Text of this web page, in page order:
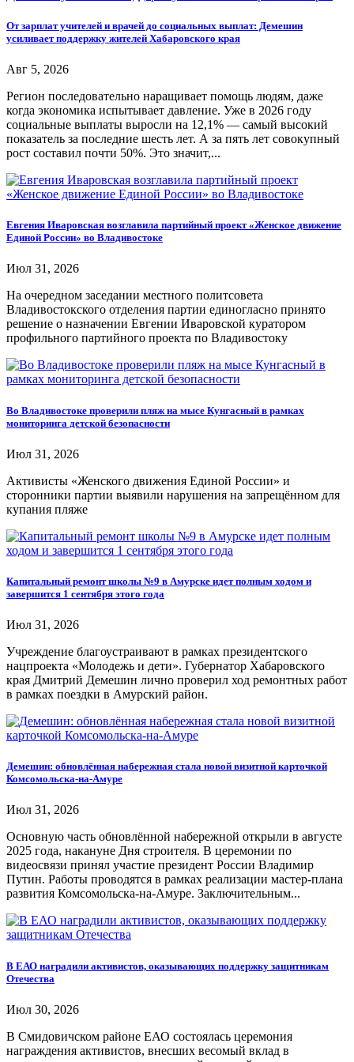
От зарплат учителей и врачей до социальных выплат: Демешин
усиливает поддержку жителей Хабаровского края
Авг 5, 2026
Регион последовательно наращивает помощь людям, даже
когда экономика испытывает давление. Уже в 2026 году
социальные выплаты выросли на 12,1% — самый высокий
показатель за последние шесть лет. А за пять лет совокупный
рост составил почти 50%. Это значит,...
Евгения Иваровская возглавила партийный проект «Женское движение
Единой России» во Владивостоке
Июл 31, 2026
На очередном заседании местного политсовета
Владивостокского отделения партии единогласно принято
решение о назначении Евгении Иваровской куратором
профильного партийного проекта по Владивостоку
Во Владивостоке проверили пляж на мысе Кунгасный в рамках
мониторинга детской безопасности
Июл 31, 2026
Активисты «Женского движения Единой России» и
сторонники партии выявили нарушения на запрещённом для
купания пляже
Капитальный ремонт школы №9 в Амурске идет полным ходом и
завершится 1 сентября этого года
Июл 31, 2026
Учреждение благоустраивают в рамках президентского
нацпроекта «Молодежь и дети». Губернатор Хабаровского
края Дмитрий Демешин лично проверил ход ремонтных работ
в рамках поездки в Амурский район.
Демешин: обновлённая набережная стала новой визитной карточкой
Комсомольска-на-Амуре
Июл 31, 2026
Основную часть обновлённой набережной открыли в августе
2025 года, накануне Дня строителя. В церемонии по
видеосвязи принял участие президент России Владимир
Путин. Работы проводятся в рамках реализации мастер-плана
развития Комсомольска-на-Амуре. Заключительным...
В ЕАО наградили активистов, оказывающих поддержку защитникам
Отечества
Июл 30, 2026
В Смидовичском районе ЕАО состоялась церемония
награждения активистов, внесших весомый вклад в